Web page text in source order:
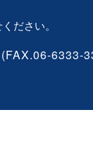
ださい。
(FAX.06-6333-